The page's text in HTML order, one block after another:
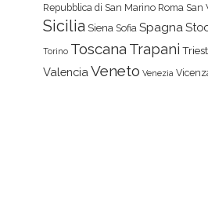
Repubblica di San Marino Roma San
Sicilia Siena Sofia Spagna
Torino Toscana Trapani
Valencia Veneto Venezia